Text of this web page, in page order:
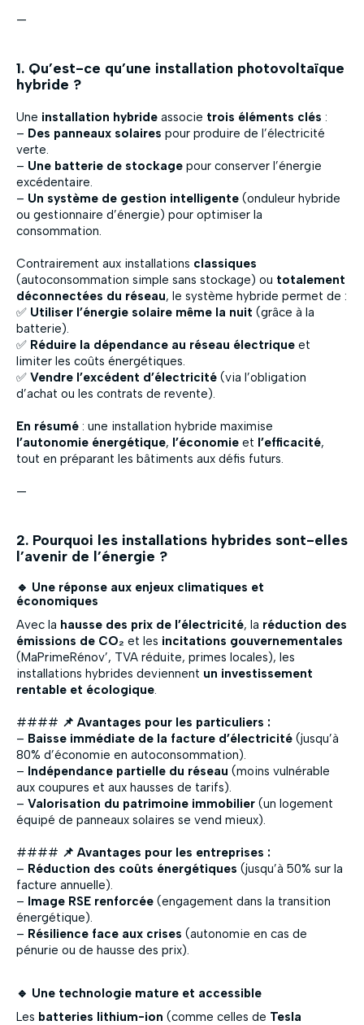
—
1. Qu’est-ce qu’une installation photovoltaïque
hybride ?
Une installation hybride associe trois éléments clés :
– Des panneaux solaires pour produire de l’électricité
verte.
– Une batterie de stockage pour conserver l’énergie
excédentaire.
– Un système de gestion intelligente (onduleur hybride
ou gestionnaire d’énergie) pour optimiser la
consommation.
Contrairement aux installations classiques
(autoconsommation simple sans stockage) ou totalement
déconnectées du réseau, le système hybride permet de :
✅ Utiliser l’énergie solaire même la nuit (grâce à la
batterie).
✅ Réduire la dépendance au réseau électrique et
limiter les coûts énergétiques.
✅ Vendre l’excédent d’électricité (via l’obligation
d’achat ou les contrats de revente).
En résumé : une installation hybride maximise
l’autonomie énergétique, l’économie et l’efficacité,
tout en préparant les bâtiments aux défis futurs.
—
2. Pourquoi les installations hybrides sont-elles
l’avenir de l’énergie ?
🔹 Une réponse aux enjeux climatiques et
économiques
Avec la hausse des prix de l’électricité, la réduction des
émissions de CO₂ et les incitations gouvernementales
(MaPrimeRénov’, TVA réduite, primes locales), les
installations hybrides deviennent un investissement
rentable et écologique.
#### 📌 Avantages pour les particuliers :
– Baisse immédiate de la facture d’électricité (jusqu’à
80% d’économie en autoconsommation).
– Indépendance partielle du réseau (moins vulnérable
aux coupures et aux hausses de tarifs).
– Valorisation du patrimoine immobilier (un logement
équipé de panneaux solaires se vend mieux).
#### 📌 Avantages pour les entreprises :
– Réduction des coûts énergétiques (jusqu’à 50% sur la
facture annuelle).
– Image RSE renforcée (engagement dans la transition
énergétique).
– Résilience face aux crises (autonomie en cas de
pénurie ou de hausse des prix).
🔹 Une technologie mature et accessible
Les batteries lithium-ion (comme celles de Tesla